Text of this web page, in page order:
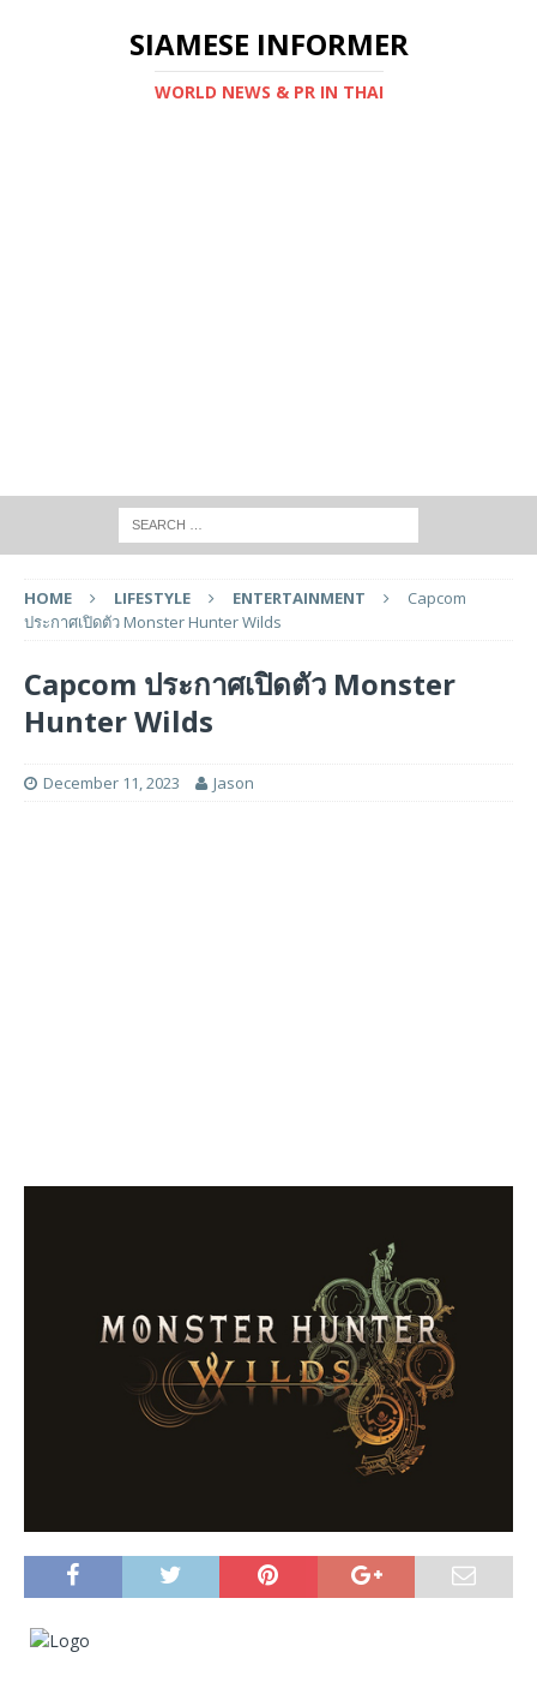
SIAMESE INFORMER
WORLD NEWS & PR IN THAI
HOME LIFESTYLE ENTERTAINMENT
Capcom
ประกาศเปิดตัว Monster Hunter Wilds
Capcom ประกาศเปิดตัว Monster
Hunter Wilds
December 11, 2023 Jason